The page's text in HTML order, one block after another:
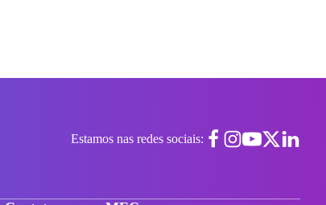
Estamos nas redes sociais: